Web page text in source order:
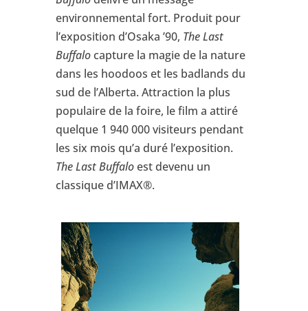
environnemental fort. Produit pour
l’exposition d’Osaka ’90, The Last
Buffalocapture la magie de la nature
dans les hoodoos et les badlands du
sud de l’Alberta. Attraction la plus
populaire de la foire, le film a attiré
quelque 1 940 000 visiteurs pendant
les six mois qu’a duré l’exposition.
The Last Buffaloest devenu un
classique d’IMAX®.